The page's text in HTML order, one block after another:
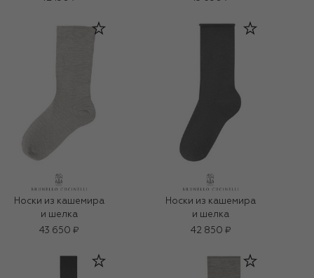
Носки из кашемира
и шелка
43 650 ₽
Носки из кашемира
и шелка
42 850 ₽